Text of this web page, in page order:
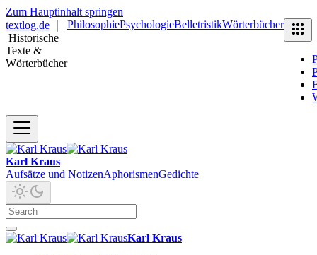
Zum Hauptinhalt springen
textlog.de
Historische
Texte &
Wörterbücher
PhilosophiePsychologieBelletristikWörterbücher
Karl Kraus
Aufsätze und NotizenAphorismenGedichte
Karl Kraus